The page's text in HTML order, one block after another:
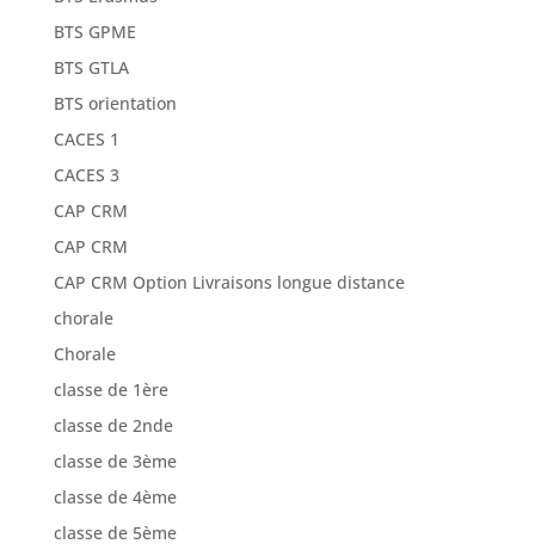
BTS GPME
BTS GTLA
BTS orientation
CACES 1
CACES 3
CAP CRM
CAP CRM
CAP CRM Option Livraisons longue distance
chorale
Chorale
classe de 1ère
classe de 2nde
classe de 3ème
classe de 4ème
classe de 5ème